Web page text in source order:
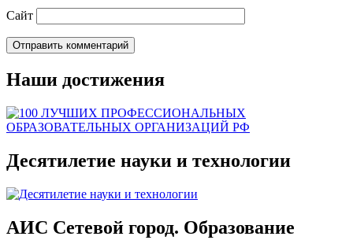
Сайт
Наши достижения
Десятилетие науки и технологии
АИС Сетевой город. Образование